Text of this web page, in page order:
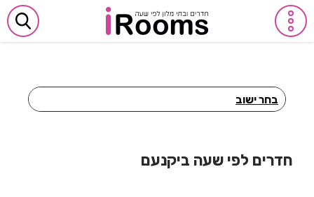
בחר ישוב
חדרים לפי שעה באבן יהודה
חדרים לפי שעה ביקנעם